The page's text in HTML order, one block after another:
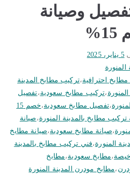
تفصيل وصيانة
5 يناير، 2025
احترافية،تركيب مطابخ المدينة
،تركيب مطابخ سعودية،تفصيل
،تفصيل مطابخ سعودية،
خصم 15
مطابخ بالمدينة المنورة، صيانة
،صيانة مطابخ سعودية،صيانة مطابخ
المنورة،فني تركيب مطابخ بالمدينة
،مطابخ سعودية،مطابخ
،مطابخ مودرن المدينة المنورة